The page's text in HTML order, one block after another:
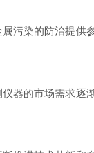
染的防治提供
的市场需求逐